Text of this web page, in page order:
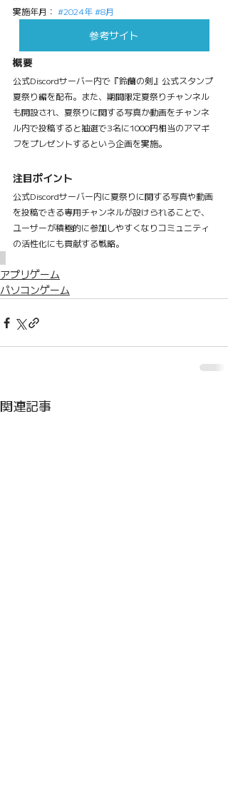
実施年月： #2024年#8月
参考サイト
概要
公式Discordサーバー内で『鈴蘭の剣』公式スタンプ
夏祭り編を配布。また、期間限定夏祭りチャンネル
も開設され、夏祭りに関する写真か動画をチャンネ
ル内で投稿すると抽選で3名に1000円相当のアマギ
フをプレゼントするという企画を実施。
注目ポイント
公式Discordサーバー内に夏祭りに関する写真や動画
を投稿できる専用チャンネルが設けられることで、
ユーザーが積極的に参加しやすくなりコミュニティ
の活性化にも貢献する戦略。
アプリゲーム
パソコンゲーム
関連記事